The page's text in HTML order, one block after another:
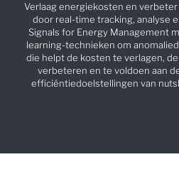
Verlaag energiekosten en
door real-time tracking, analyse
Signals for Energy Management
learning-technieken om
die helpt de kosten te verlagen,
verbeteren en te voldoen aan
efficiëntiedoelstellingen van